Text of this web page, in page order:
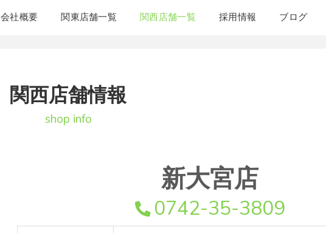
会社概要 関東店舗一覧 関西店舗一覧 採用情報 ブログ
関西店舗情報
新大宮店
0742-35-3809